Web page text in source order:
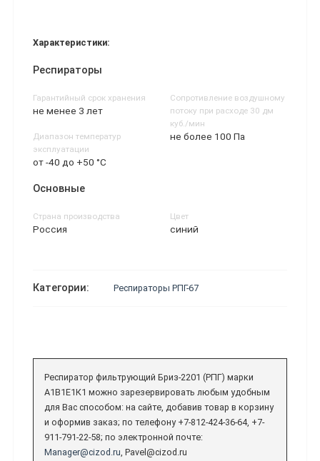
Характеристики:
Респираторы
Гарантийный срок хранения
не менее 3 лет
Диапазон температур
эксплуатации
от -40 до +50 °С
Сопротивление воздушному
потоку при расходе 30 дм
куб./мин
не более 100 Па
Основные
Страна производства
Россия
Цвет
синий
Категории: Респираторы РПГ-67
Респиратор фильтрующий Бриз-2201 (РПГ) марки
А1В1Е1К1 можно зарезервировать любым удобным
для Вас способом: на сайте, добавив товар в корзину
и оформив заказ; по телефону +7-812-424-36-64, +7-
911-791-22-58; по электронной почте:
Manager@cizod.ru, Pavel@cizod.ru